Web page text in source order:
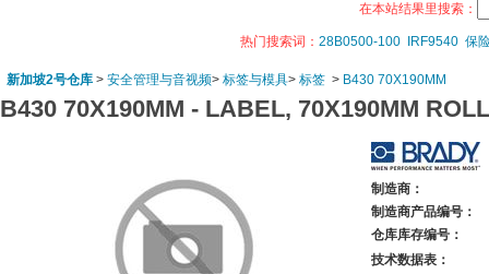
在本站结果里搜索：
热门搜索词： 28B0500-100 IRF9540 保
新加坡2号仓库 > 安全管理与音视频> 标签与模具> 标签 > B430 70X190MM
B430 70X190MM - LABEL, 70X190MM
制造商：
制造商产品编号：
仓库库存编号：
技术数据表：